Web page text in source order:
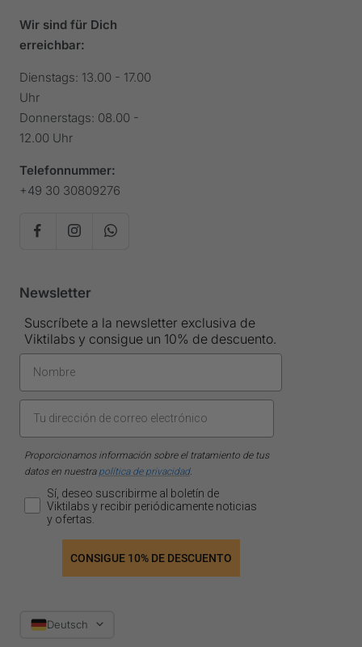
Wir sind für Dich
erreichbar:
Dienstags: 13.00 - 17.00
Uhr
Donnerstags: 08.00 -
12.00 Uhr
Telefonnummer:
+49 30 30809276
Newsletter
Suscríbete a la newsletter exclusiva de
Viktilabs y consigue un 10% de descuento.
Proporcionamos información sobre el tratamiento de tus
datos en nuestra política de privacidad.
Sí, deseo suscribirme al boletín de
Viktilabs y recibir periódicamente noticias
y ofertas.
CONSIGUE 10% DE DESCUENTO
SpracheDeutsch